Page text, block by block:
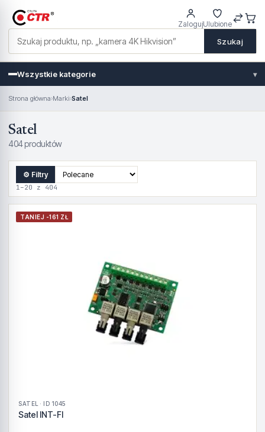
Szukaj
ZalogujUlubione
Wszystkie kategorie ▾
Strona główna›Marki›Satel
Satel
404 produktów
⚙ Filtry
1–20 z 404
TANIEJ -161 ZŁ
SATEL · ID 1045
Satel INT-FI